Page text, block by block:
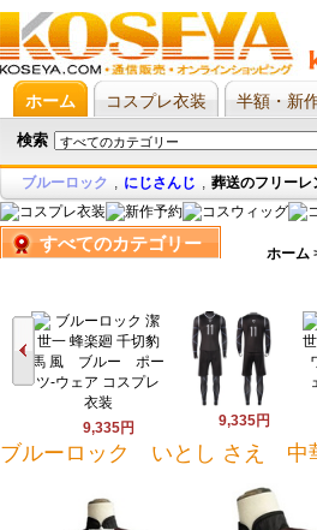
ホーム コスプレ衣装 半額・新
検索
ブルーロック , にじさんじ , 葬送のフリーレ
すべてのカテゴリー ホーム
9,335円 9,335円
ブルーロック いとし さえ